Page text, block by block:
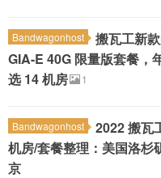
Bandwagonhost
搬瓦工新
GIA-E 40G 限量版套餐，
选 14 机房
1
Bandwagonhost
2022 搬瓦
机房/套餐整理：美国洛杉
京